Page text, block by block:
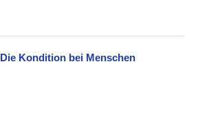
Die Kondition bei Menschen